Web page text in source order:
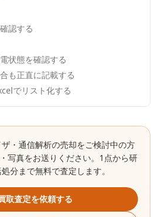
認する
状態を確認する
も正直に記載する
でリスト化する
・通信解析の売却をご検討中の方
写真をお送りください。1点から研
分まで無料で査定します。
取査定を依頼する